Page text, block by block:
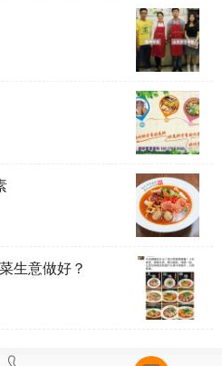
生意做好？